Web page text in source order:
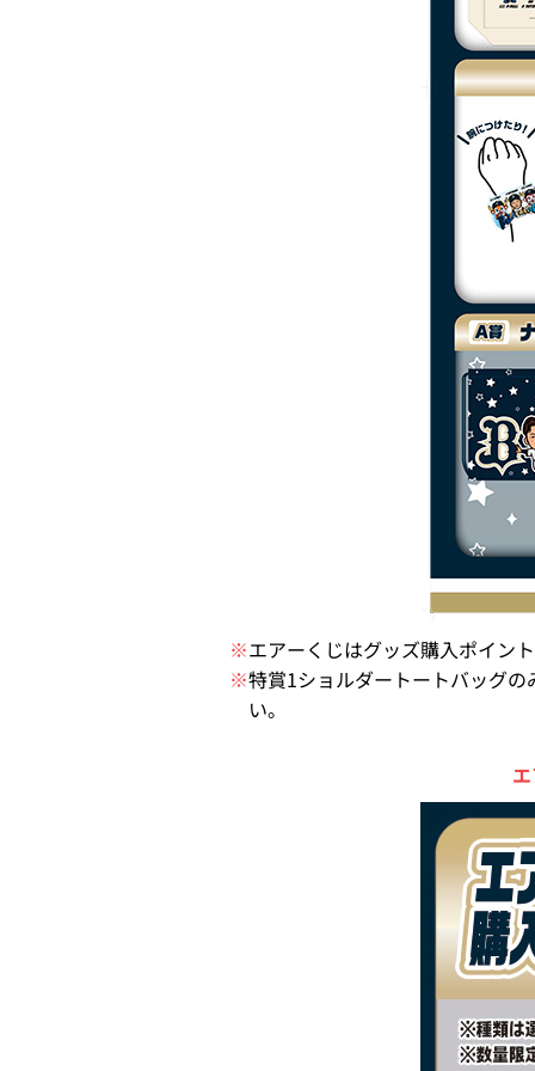
※エアーくじはグッズ購入ポイン
※特賞1ショルダートートバッグ
い。